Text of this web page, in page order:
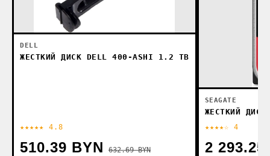
DELL
ЖЕСТКИЙ ДИСК DELL 400-ASHI 1.2 TB
★★★★★ 4.8
510.39 BYN 632.69 BYN
SEAGATE
ЖЕСТКИЙ ДИСК
★★★★☆ 4
2 293.25